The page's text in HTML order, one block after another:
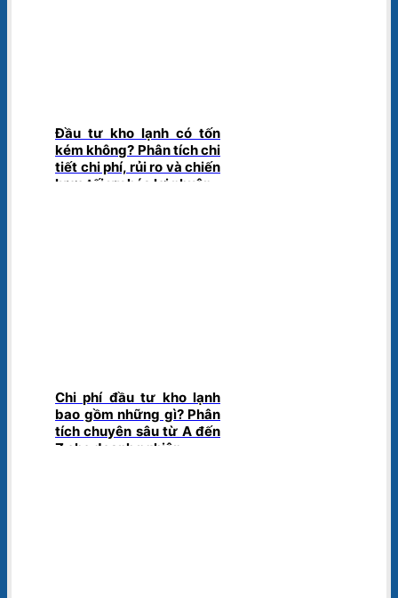
Đầu tư kho lạnh có tốn
kém không? Phân tích chi
tiết chi phí, rủi ro và chiến
lược tối ưu hóa lợi nhuận
Chi phí đầu tư kho lạnh
bao gồm những gì? Phân
tích chuyên sâu từ A đến
Z cho doanh nghiệp